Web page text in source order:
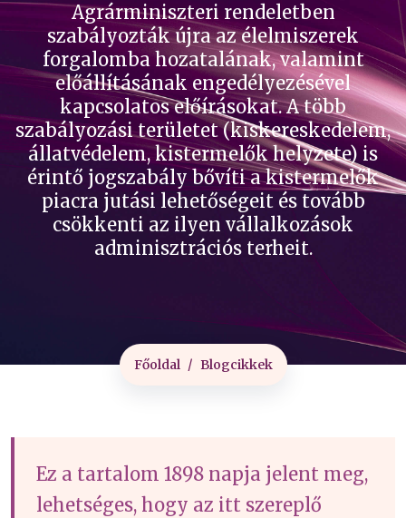
Agrárminiszteri rendeletben
szabályozták újra az élelmiszerek
forgalomba hozatalának, valamint
előállításának engedélyezésével
kapcsolatos előírásokat. A több
szabályozási területet (kiskereskedelem,
állatvédelem, kistermelők helyzete) is
érintő jogszabály bővíti a kistermelők
piacra jutási lehetőségeit és tovább
csökkenti az ilyen vállalkozások
adminisztrációs terheit.
Főoldal Blogcikkek
Ez a tartalom 1898 napja jelent meg,
lehetséges, hogy az itt szereplő